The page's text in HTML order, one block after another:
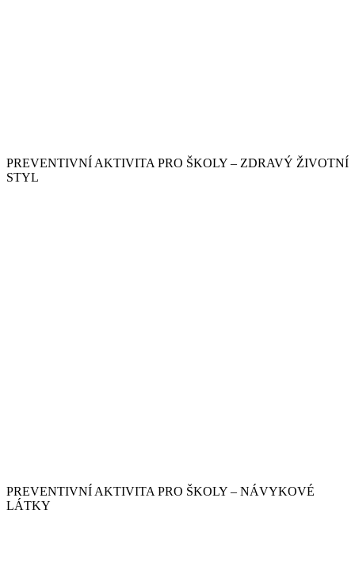
PREVENTIVNÍ AKTIVITA PRO ŠKOLY – ZDRAVÝ ŽIVOTNÍ
STYL
PREVENTIVNÍ AKTIVITA PRO ŠKOLY – NÁVYKOVÉ
LÁTKY